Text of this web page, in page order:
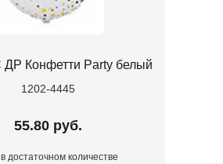
ДР Конфетти Party белый
1202-4445
55.80 руб.
в достаточном количестве